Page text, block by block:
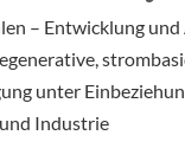
– Entwicklung und
unter
Industrie